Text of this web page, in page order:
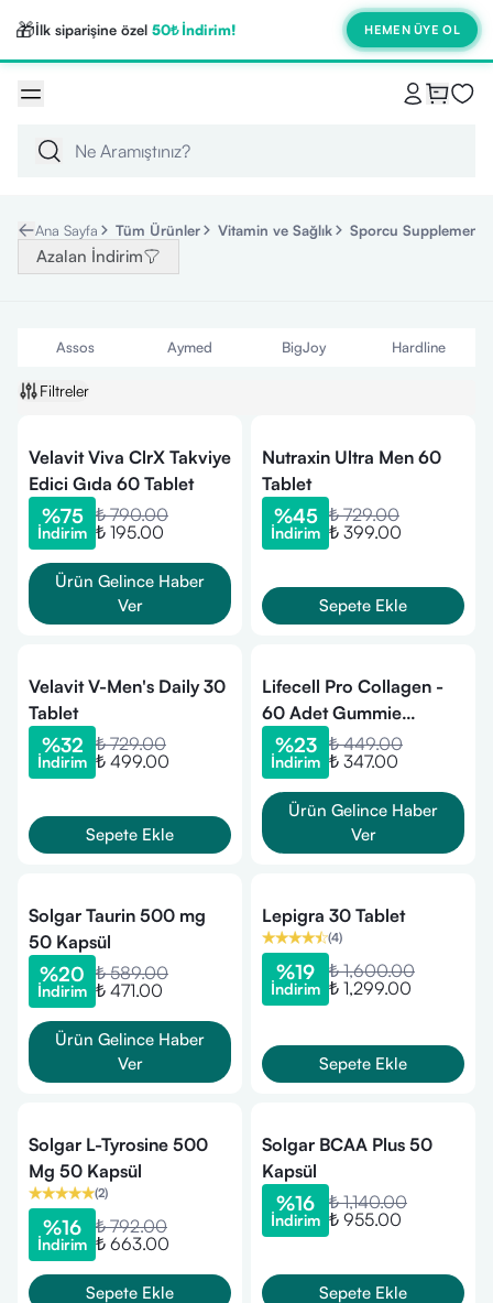
🎁İlk siparişine özel 50₺ İndirim! HEMEN ÜYE OL
Ana Sayfa Tüm Ürünler Vitamin ve Sağlık Sporcu
Azalan İndirim
Assos Aymed BigJoy Hardline
Filtreler
Velavit Viva ClrX Takviye
Edici Gıda 60 Tablet
%75
İndirim
₺ 790.00
₺ 195.00
Ürün Gelince Haber
Ver
Nutraxin Ultra Men 60
Tablet
%45
İndirim
₺ 729.00
₺ 399.00
Sepete Ekle
Velavit V-Men's Daily 30
Tablet
%32
İndirim
₺ 729.00
₺ 499.00
Sepete Ekle
Lifecell Pro Collagen -
60 Adet Gummie
Hidrolize Kolajen Ve
Vitamin C Içeren Cilt
Bakım Gıda Takviyesi
%23
İndirim
₺ 449.00
₺ 347.00
Ürün Gelince Haber
Ver
Solgar Taurin 500 mg
50 Kapsül
%20
İndirim
₺ 589.00
₺ 471.00
Ürün Gelince Haber
Ver
Lepigra 30 Tablet
(4)
%19
İndirim
₺ 1,600.00
₺ 1,299.00
Sepete Ekle
Solgar L-Tyrosine 500
Mg 50 Kapsül
(2)
%16
İndirim
₺ 792.00
₺ 663.00
Sepete Ekle
Solgar BCAA Plus 50
Kapsül
%16
İndirim
₺ 1,140.00
₺ 955.00
Sepete Ekle